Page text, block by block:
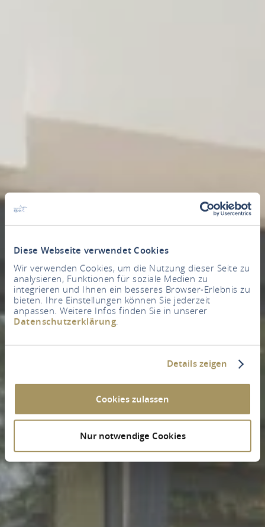
Diese Webseite verwendet Cookies
Wir verwenden Cookies, um die Nutzung dieser Seite zu
analysieren, Funktionen für soziale Medien zu
integrieren und Ihnen ein besseres Browser-Erlebnis zu
bieten. Ihre Einstellungen können Sie jederzeit
anpassen. Weitere Infos finden Sie in unserer
Datenschutzerklärung.
Details zeigen
Cookies zulassen
Nur notwendige Cookies